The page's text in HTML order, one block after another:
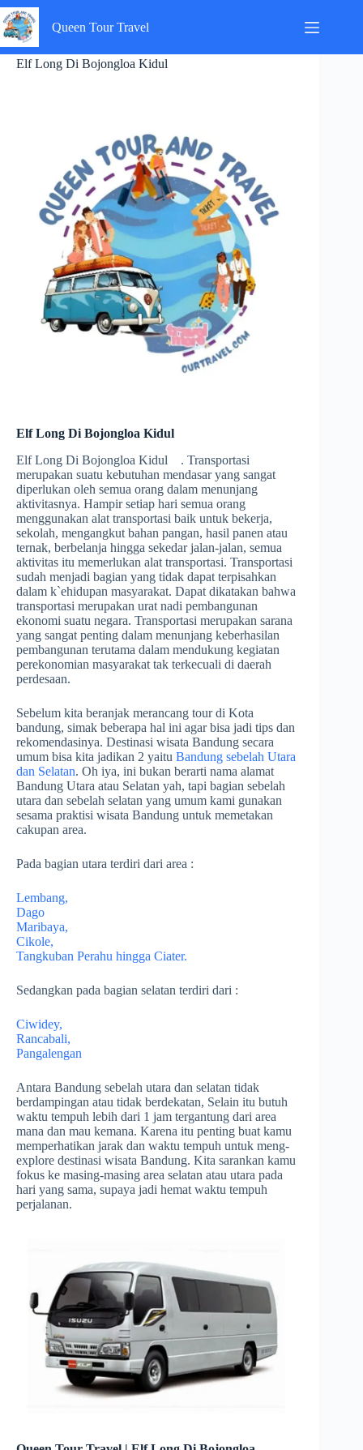
Skip
to
content
Queen Tour Travel
Elf Long Di Bojongloa Kidul
Elf Long Di Bojongloa Kidul
Elf Long Di Bojongloa Kidul . Transportasi
merupakan suatu kebutuhan mendasar yang sangat
diperlukan oleh semua orang dalam menunjang
aktivitasnya. Hampir setiap hari semua orang
menggunakan alat transportasi baik untuk bekerja,
sekolah, mengangkut bahan pangan, hasil panen atau
ternak, berbelanja hingga sekedar jalan-jalan, semua
aktivitas itu memerlukan alat transportasi. Transportasi
sudah menjadi bagian yang tidak dapat terpisahkan
dalam k`ehidupan masyarakat. Dapat dikatakan bahwa
transportasi merupakan urat nadi pembangunan
ekonomi suatu negara. Transportasi merupakan sarana
yang sangat penting dalam menunjang keberhasilan
pembangunan terutama dalam mendukung kegiatan
perekonomian masyarakat tak terkecuali di daerah
perdesaan.
Sebelum kita beranjak merancang tour di Kota
bandung, simak beberapa hal ini agar bisa jadi tips dan
rekomendasinya. Destinasi wisata Bandung secara
umum bisa kita jadikan 2 yaitu Bandung sebelah Utara
dan Selatan. Oh iya, ini bukan berarti nama alamat
Bandung Utara atau Selatan yah, tapi bagian sebelah
utara dan sebelah selatan yang umum kami gunakan
sesama praktisi wisata Bandung untuk memetakan
cakupan area.
Pada bagian utara terdiri dari area :
Lembang,
Dago
Maribaya,
Cikole,
Tangkuban Perahu hingga Ciater.
Sedangkan pada bagian selatan terdiri dari :
Ciwidey,
Rancabali,
Pangalengan
Antara Bandung sebelah utara dan selatan tidak
berdampingan atau tidak berdekatan, Selain itu butuh
waktu tempuh lebih dari 1 jam tergantung dari area
mana dan mau kemana. Karena itu penting buat kamu
memperhatikan jarak dan waktu tempuh untuk meng-
explore destinasi wisata Bandung. Kita sarankan kamu
fokus ke masing-masing area selatan atau utara pada
hari yang sama, supaya jadi hemat waktu tempuh
perjalanan.